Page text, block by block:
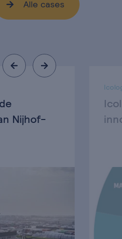
Alle cases
Nijhof-